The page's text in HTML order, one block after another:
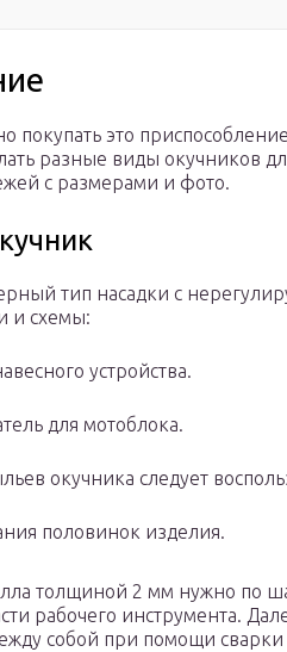
покупать это
разные виды окучников
с размерами и фото.
тип насадки с
и схемы:
устройства.
для мотоблока.
окучника следует
половинок изделия.
толщиной 2 мм нужно по
рабочего инструмента.
собой при помощи сварки